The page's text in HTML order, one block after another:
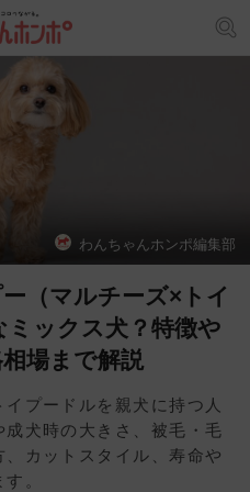
わんちゃんホンポ編集部
（マルチーズ×トイ
ックス犬？特徴や
場まで解説
プードルを親犬に持つ人
犬時の大きさ、被毛・毛
カットスタイル、寿命や
。